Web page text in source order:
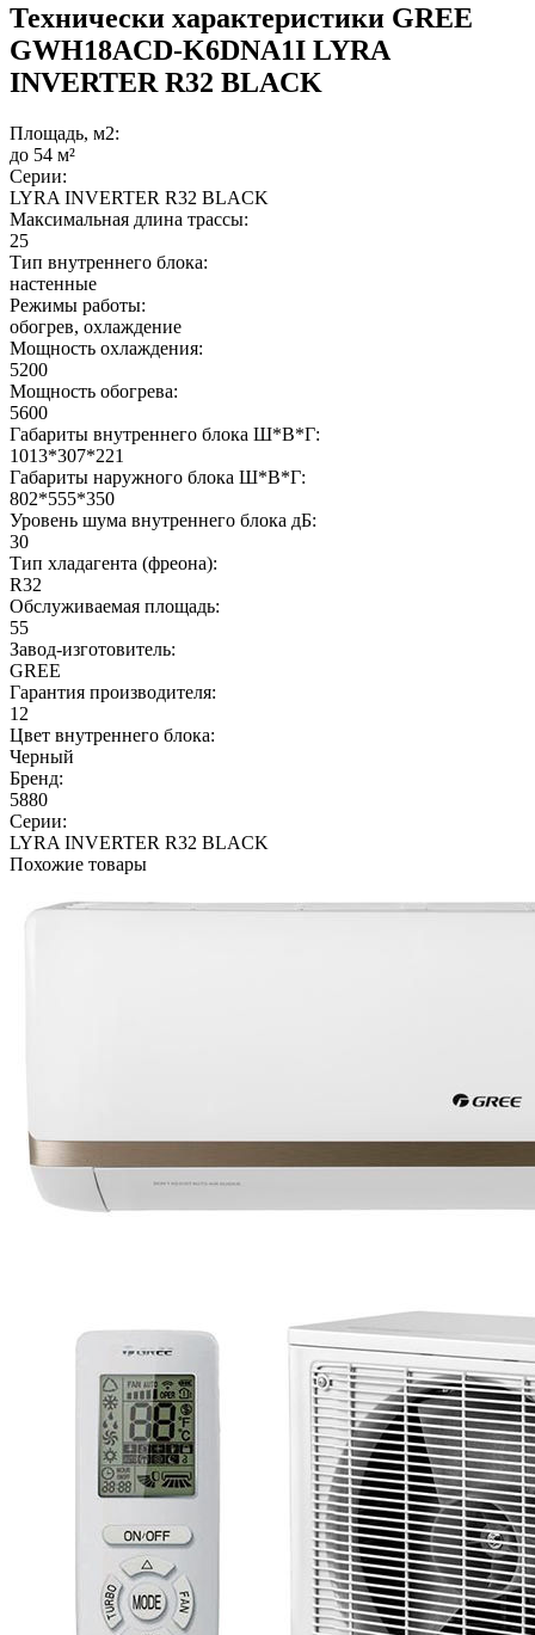
Технически характеристики GREE
GWH18ACD-K6DNA1I LYRA
INVERTER R32 BLACK
Площадь, м2:
до 54 м²
Серии:
LYRA INVERTER R32 BLACK
Максимальная длина трассы:
25
Тип внутреннего блока:
настенные
Режимы работы:
обогрев, охлаждение
Мощность охлаждения:
5200
Мощность обогрева:
5600
Габариты внутреннего блока Ш*В*Г:
1013*307*221
Габариты наружного блока Ш*В*Г:
802*555*350
Уровень шума внутреннего блока дБ:
30
Тип хладагента (фреона):
R32
Обслуживаемая площадь:
55
Завод-изготовитель:
GREE
Гарантия производителя:
12
Цвет внутреннего блока:
Черный
Бренд:
5880
Серии:
LYRA INVERTER R32 BLACK
Похожие товары